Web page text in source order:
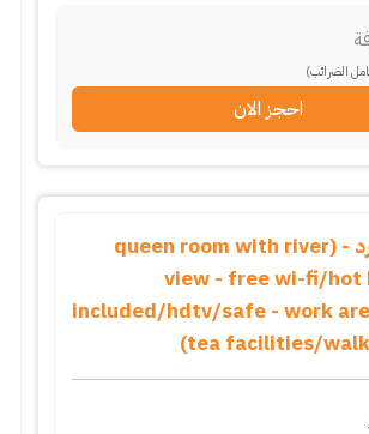
الضرائب)
احجز الان
غرفة ستاندرد - (queen room with river
view - free wi-fi/hot
included/hdtv/safe - work
tea facilities/